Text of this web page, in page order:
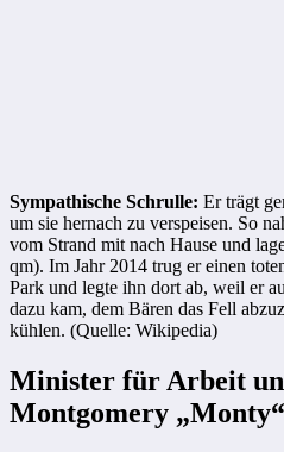
Sympathische Schrulle: Er trägt
um sie hernach zu verspeisen. So
vom Strand mit nach Hause und
qm). Im Jahr 2014 trug er einen
Park und legte ihn dort ab, weil er
dazu kam, dem Bären das Fell
kühlen. (Quelle: Wikipedia)
Minister für Arbeit
Montgomery